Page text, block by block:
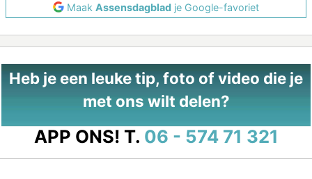
Maak Assensdagblad je Google-favoriet
Heb je een leuke tip, foto of video die je
met ons wilt delen?
APP ONS! T. 06 - 574 71 321